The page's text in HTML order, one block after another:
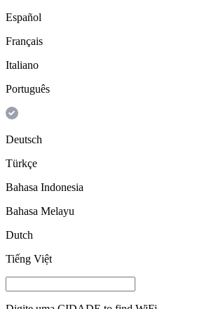
Español
Français
Italiano
Português
Deutsch
Türkçe
Bahasa Indonesia
Bahasa Melayu
Dutch
Tiếng Việt